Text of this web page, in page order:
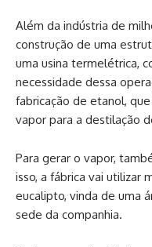
Além da indústria de
construção de uma
uma usina termelétrica,
necessidade dessa
fabricação de etanol,
vapor para a destilação
Para gerar o vapor,
isso, a fábrica vai utilizar
eucalipto, vinda de uma
sede da companhia.